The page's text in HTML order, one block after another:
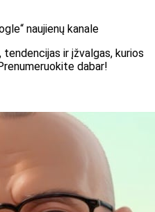
naujienų kanale
tendencijas ir įžvalgas, kurios
dabar!